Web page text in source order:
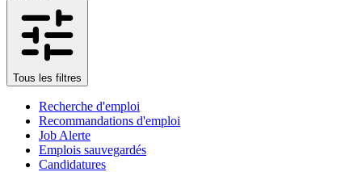
Tous les filtres
Recherche d'emploi
Recommandations d'emploi
Job Alerte
Emplois sauvegardés
Candidatures